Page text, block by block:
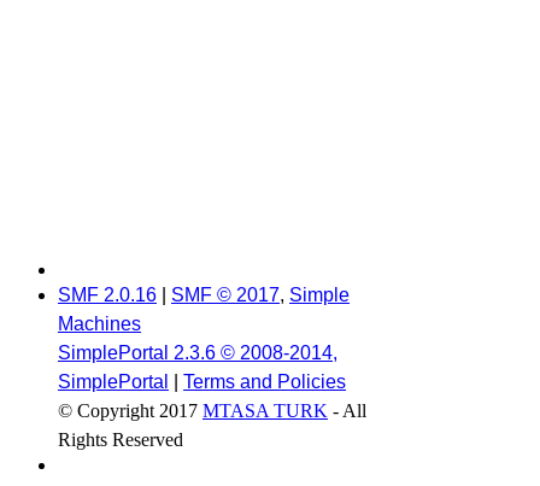
SMF 2.0.16 SMF © 2017, Simple
Machines
SimplePortal 2.3.6 © 2008-2014,
SimplePortal
Terms and Policies
© Copyright 2017 MTASA TURK - All
Rights Reserved